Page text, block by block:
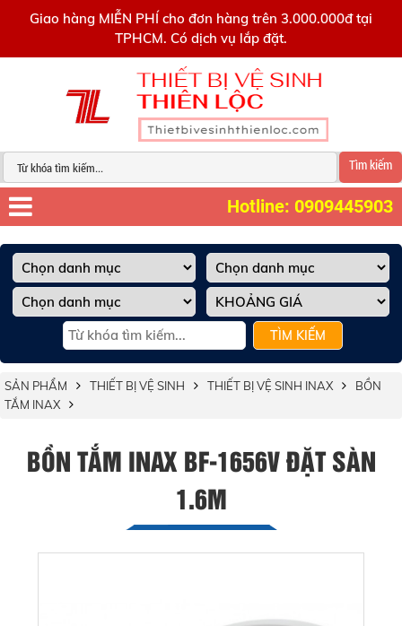
Giao hàng MIỄN PHÍ cho đơn hàng trên 3.000.000đ tại
TPHCM. Có dịch vụ lắp đặt.
Tìm kiếm
Hotline: 0909445903
TÌM KIẾM
SẢN PHẨM THIẾT BỊ VỆ SINH THIẾT BỊ VỆ SINH INAX
BỒN
TẮM INAX
BỒN TẮM INAX BF-1656V ĐẶT SÀN
1.6M
0909445903